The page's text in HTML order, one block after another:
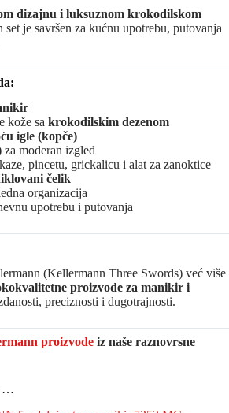
dizajnu i luksuznom krokodilskom
je savršen za kućnu upotrebu, putovanja
kože sa krokodilskim dezenom
igle (kopče)
za moderan izgled
pincetu, grickalicu i alat za zanoktice
čelik
organizacija
upotrebu i putovanja
(Kellermann Three Swords) već više
proizvode za manikir i
preciznosti i dugotrajnosti.
proizvode iz naše raznovrsne
…